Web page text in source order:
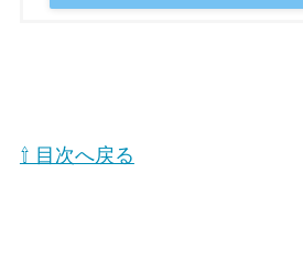
⇧ 目次へ戻る